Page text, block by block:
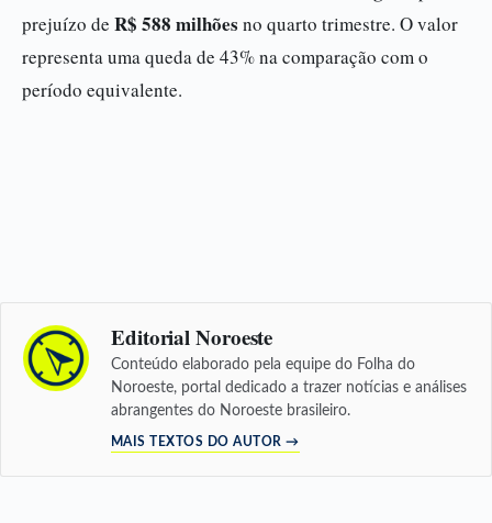
prejuízo de R$ 588 milhões no quarto trimestre. O valor
representa uma queda de 43% na comparação com o
período equivalente.
Editorial Noroeste
Conteúdo elaborado pela equipe do Folha do
Noroeste, portal dedicado a trazer notícias e análises
abrangentes do Noroeste brasileiro.
MAIS TEXTOS DO AUTOR →